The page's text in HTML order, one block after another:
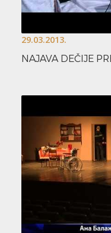
29.03.2013.
NAJAVA DEČIJE